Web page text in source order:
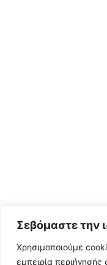
Σεβόμαστε την
Χρησιμοποιούμε
εμπειρία